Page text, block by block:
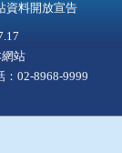
資料開放宣告
站
02-8968-9999